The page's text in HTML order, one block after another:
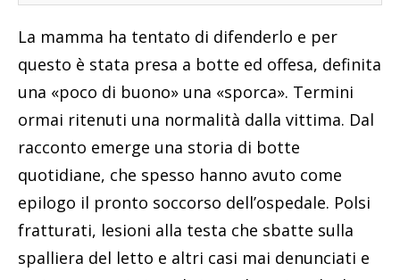
La mamma ha tentato di difenderlo e per
questo è stata presa a botte ed offesa, definita
una «poco di buono» una «sporca». Termini
ormai ritenuti una normalità dalla vittima. Dal
racconto emerge una storia di botte
quotidiane, che spesso hanno avuto come
epilogo il pronto soccorso dell’ospedale. Polsi
fratturati, lesioni alla testa che sbatte sulla
spalliera del letto e altri casi mai denunciati e